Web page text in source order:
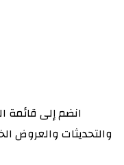
انضم إلى قائمة
والتحديثات والعروض